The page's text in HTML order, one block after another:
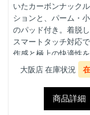
いたカーボンナック
ションと、パーム・
のパッド付き。着脱し
スマートタッチ対応
作感と極上の快適性を
大阪店 在庫状況
商品詳細